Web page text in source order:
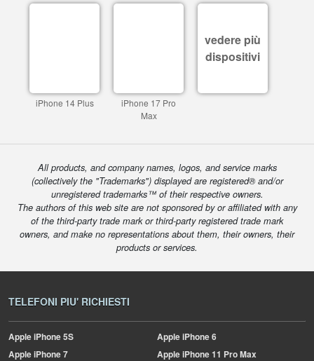
iPhone 14 Plus
iPhone 17 Pro
Max
vedere più
dispositivi
All products, and company names, logos, and service marks
(collectively the "Trademarks") displayed are registered® and/or
unregistered trademarks™ of their respective owners.
The authors of this web site are not sponsored by or affiliated with any
of the third-party trade mark or third-party registered trade mark
owners, and make no representations about them, their owners, their
products or services.
TELEFONI PIU' RICHIESTI
AppleiPhone 5S AppleiPhone 6
AppleiPhone 7 AppleiPhone 11 Pro Max